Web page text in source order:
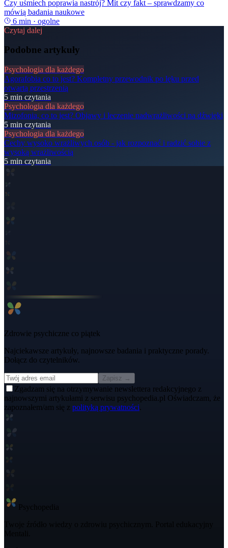
Czy uśmiech poprawia nastrój? Mit czy fakt – sprawdzamy co
mówią badania naukowe
6 min · ogolne
Czytaj dalej
Podobne artykuły
Psychologia dla każdego
Agorafobia co to jest? Kompletny przewodnik po lęku przed
otwartą przestrzenią
5 min czytania
Psychologia dla każdego
Mizofonia, co to jest? Objawy i leczenie nadwrażliwości na dźwięki
5 min czytania
Psychologia dla każdego
Cechy wysoko wrażliwych osób - jak rozpoznać i radzić sobie z
wysoką wrażliwością
5 min czytania
Zdrowie psychiczne co piątek
Najciekawsze artykuły, najnowsze badania i praktyczne porady.
Dołącz do czytelników.
Zapisz →
Zgadzam się na otrzymywanie newslettera redakcyjnego z
najnowszymi artykułami z serwisu psychopedia.pl Oświadczam, że
zapoznałem/am się z polityką prywatności.
Psycho pedia